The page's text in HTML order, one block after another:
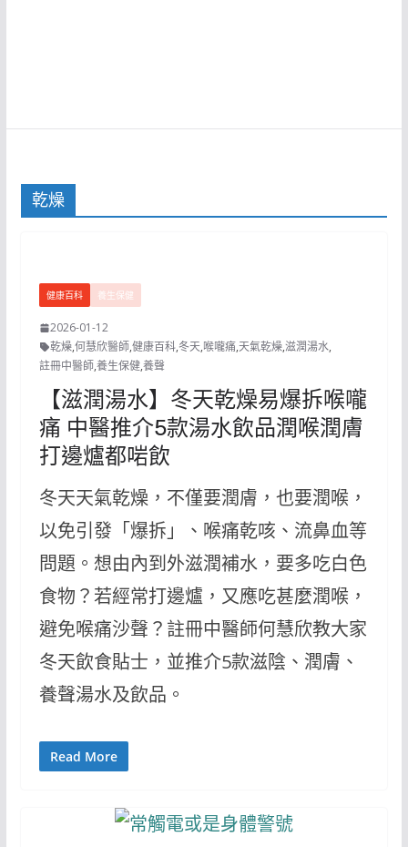
乾燥
健康百科 養生保健
2026-01-12
乾燥,何慧欣醫師,健康百科,冬天,喉嚨痛,天氣乾燥,滋潤湯水,
註冊中醫師,養生保健,養聲
【滋潤湯水】冬天乾燥易爆拆喉嚨
痛 中醫推介5款湯水飲品潤喉潤膚
打邊爐都啱飲
冬天天氣乾燥，不僅要潤膚，也要潤喉，
以免引發「爆拆」、喉痛乾咳、流鼻血等
問題。想由內到外滋潤補水，要多吃白色
食物？若經常打邊爐，又應吃甚麼潤喉，
避免喉痛沙聲？註冊中醫師何慧欣教大家
冬天飲食貼士，並推介5款滋陰、潤膚、
養聲湯水及飲品。
Read More